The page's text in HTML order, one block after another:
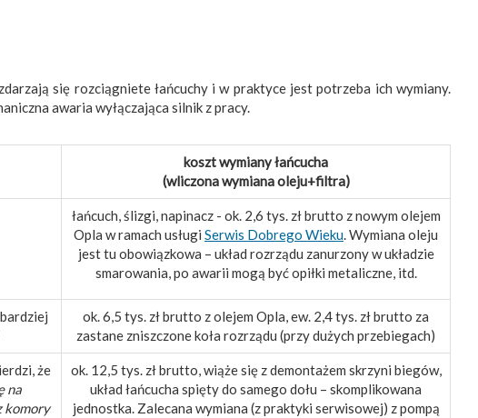
się rozciągniete łańcuchy i w praktyce jest potrzeba ich wymiany.
awaria wyłączająca silnik z pracy.
koszt wymiany łańcucha
(wliczona wymiana oleju+filtra)
łańcuch, ślizgi, napinacz - ok. 2,6 tys. zł brutto z nowym olejem
Opla w ramach usługi Serwis Dobrego Wieku. Wymiana oleju
jest tu obowiązkowa – układ rozrządu zanurzony w układzie
smarowania, po awarii mogą być opiłki metaliczne, itd.
ok. 6,5 tys. zł brutto z olejem Opla, ew. 2,4 tys. zł brutto za
zastane zniszczone koła rozrządu (przy dużych przebiegach)
że
na
komory
ok. 12,5 tys. zł brutto, wiąże się z demontażem skrzyni biegów,
układ łańcucha spięty do samego dołu – skomplikowana
jednostka. Zalecana wymiana (z praktyki serwisowej) z pompą